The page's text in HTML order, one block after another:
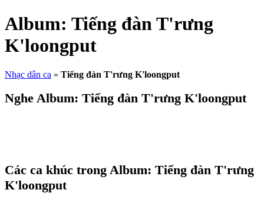
Album: Tiếng đàn T'rưng
K'loongput
Nhạc dân ca » Tiếng đàn T'rưng K'loongput
Nghe Album: Tiếng đàn T'rưng K'loongput
Các ca khúc trong Album: Tiếng đàn T'rưng
K'loongput